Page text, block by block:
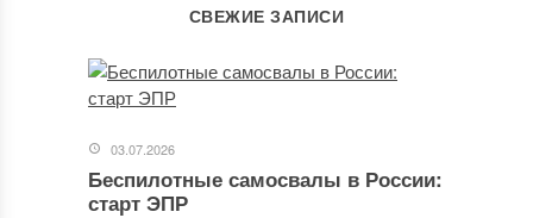
СВЕЖИЕ ЗАПИСИ
03.07.2026
Беспилотные самосвалы в России:
старт ЭПР